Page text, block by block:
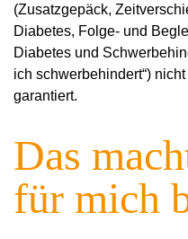
(Zusatzgepäck,
Diabetes, Folge- und
Diabetes und
ich schwerbehindert“)
garantiert.
Das
für mich